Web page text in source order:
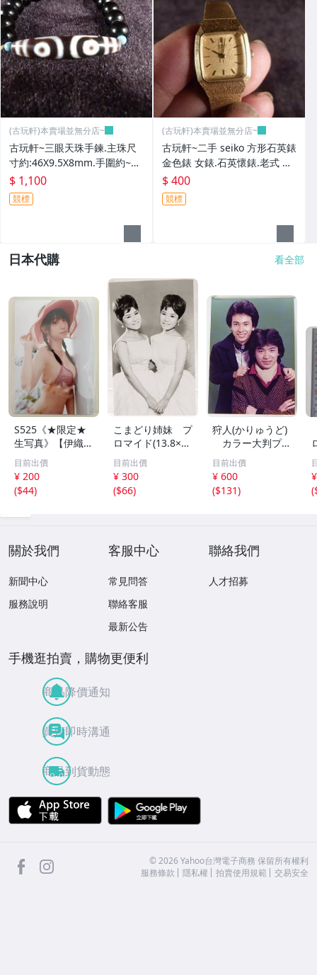
(古玩軒)本賣場並無分店~
古玩軒~三眼天珠手鍊.主珠尺
寸約:46X9.5X8mm.手圍約~18
-19~GGG93
$ 1,100
競標
(古玩軒)本賣場並無分店~
古玩軒~二手 seiko 方形石英錶
金色錶 女錶.石英懷錶.老式 懷
錶 ~GGG92
$ 400
競標
日本代購 看全部
S525《★限定★
生写真》【伊織も
え】ビッグコミッ
クスピリッツ 202
6年8月3日号 ★セ
ブンネット限定特
目前出價
¥ 200
($44)
こまどり姉妹 プ
ロマイド(13.8×8.
5cm) 1枚●bn.4
6
目前出價
¥ 300
($66)
狩人(かりゅうど)
カラー大判プロ
マイド(18×13cm)
1枚●bn.48
目前出價
¥ 600
($131)
(
關於我們
新聞中心
服務說明
客服中心
常見問答
聯絡客服
最新公告
聯絡我們
人才招募
手機逛拍賣，購物更便利
商品降價通知
買賣即時溝通
商品到貨動態
APP Store
facebook ©2026 Yahoo台灣電子商務 保留所有權利
服務條款
隱私權 拍賣使用規範 交易安全